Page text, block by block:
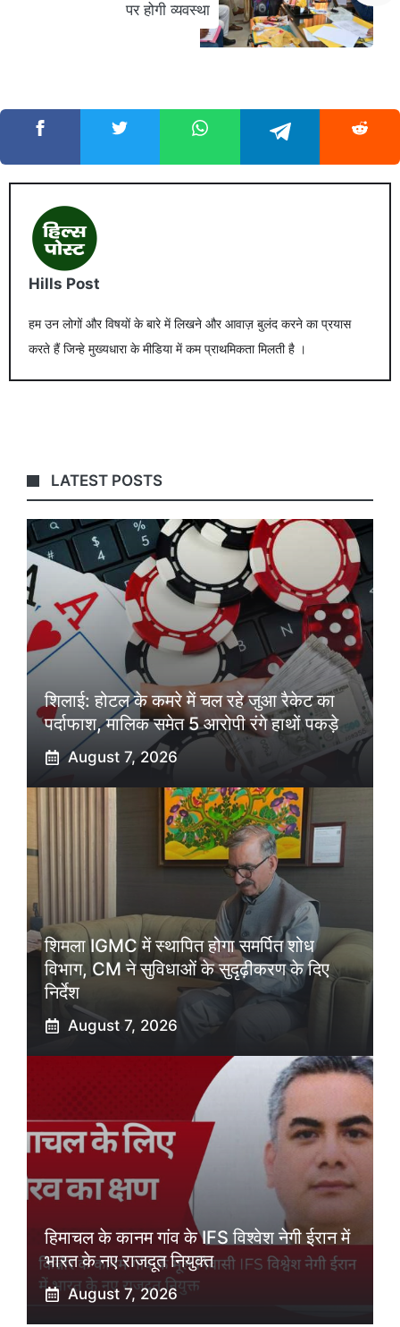
पर होगी व्यवस्था
Hills Post
हम उन लोगों और विषयों के बारे में लिखने और आवाज़ बुलंद करने का प्रयास
करते हैं जिन्हे मुख्यधारा के मीडिया में कम प्राथमिकता मिलती है ।
LATEST POSTS
शिलाई: होटल के कमरे में चल रहे जुआ रैकेट का
पर्दाफाश, मालिक समेत 5 आरोपी रंगे हाथों पकड़े
August 7, 2026
शिमला IGMC में स्थापित होगा समर्पित शोध
विभाग, CM ने सुविधाओं के सुदृढ़ीकरण के दिए
निर्देश
August 7, 2026
हिमाचल के कानम गांव के IFS विश्वेश नेगी ईरान में
भारत के नए राजदूत नियुक्त
August 7, 2026